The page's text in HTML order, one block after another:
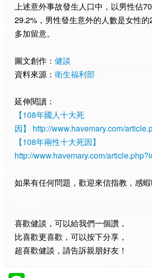
上述意外事故發生人口中，以男性佔
29.2%，男性發生意外的人數是女性
多加留意。
圖文創作： 健談
資料來源： 衛生福利部
延伸閱讀：
【108年國人十大死
因】
http://www.havemary.com/
【108年兩性十大死因】
http://www.havemary.com/
如果有任何問題，歡迎來信指教，感
喜歡健談，可以給我們一個讚，
比喜歡更喜歡，可以按下分享，
超喜歡健談，請告訴親朋好友！